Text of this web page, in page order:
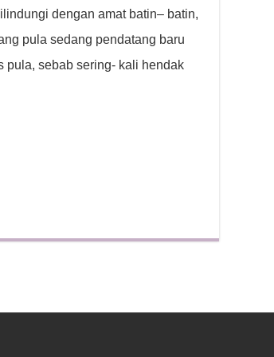
dengan amat batin– batin,
pula sedang pendatang baru
pula, sebab sering- kali hendak